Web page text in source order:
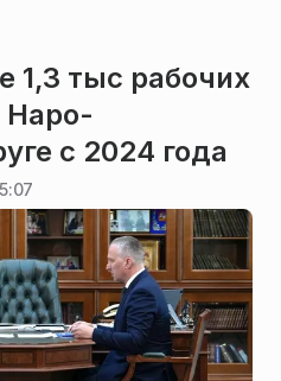
1,3 тыс рабочих
Наро-
с 2024 года